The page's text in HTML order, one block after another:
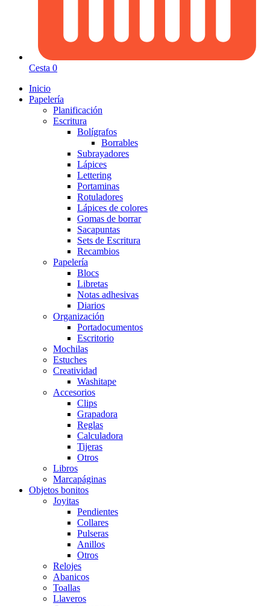
Cesta 0
Inicio
Papelería
Planificación
Escritura
Bolígrafos
Borrables
Subrayadores
Lápices
Lettering
Portaminas
Rotuladores
Lápices de colores
Gomas de borrar
Sacapuntas
Sets de Escritura
Recambios
Papelería
Blocs
Libretas
Notas adhesivas
Diarios
Organización
Portadocumentos
Escritorio
Mochilas
Estuches
Creatividad
Washitape
Accesorios
Clips
Grapadora
Reglas
Calculadora
Tijeras
Otros
Libros
Marcapáginas
Objetos bonitos
Joyitas
Pendientes
Collares
Pulseras
Anillos
Otros
Relojes
Abanicos
Toallas
Llaveros